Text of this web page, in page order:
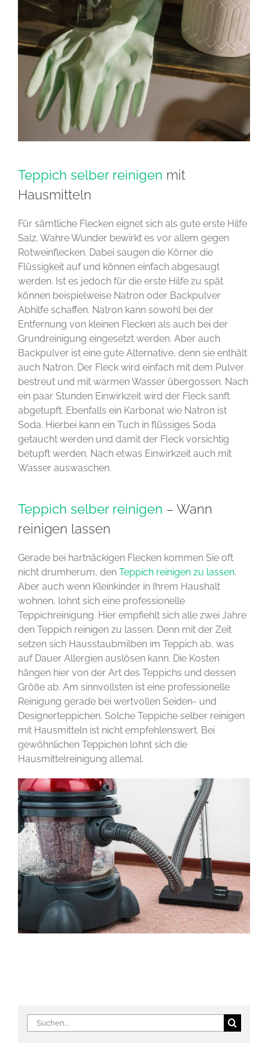
Teppich selber reinigen mit
Hausmitteln
Für sämtliche Flecken eignet sich als gute erste Hilfe
Salz. Wahre Wunder bewirkt es vor allem gegen
Rotweinflecken. Dabei saugen die Körner die
Flüssigkeit auf und können einfach abgesaugt
werden. Ist es jedoch für die erste Hilfe zu spät
können beispielweise Natron oder Backpulver
Abhilfe schaffen. Natron kann sowohl bei der
Entfernung von kleinen Flecken als auch bei der
Grundreinigung eingesetzt werden. Aber auch
Backpulver ist eine gute Alternative, denn sie enthält
auch Natron. Der Fleck wird einfach mit dem Pulver
bestreut und mit warmen Wasser übergossen. Nach
ein paar Stunden Einwirkzeit wird der Fleck sanft
abgetupft. Ebenfalls ein Karbonat wie Natron ist
Soda. Hierbei kann ein Tuch in flüssiges Soda
getaucht werden und damit der Fleck vorsichtig
betupft werden. Nach etwas Einwirkzeit auch mit
Wasser auswaschen.
Teppich selber reinigen – Wann
reinigen lassen
Gerade bei hartnäckigen Flecken kommen Sie oft
nicht drumherum, den Teppich reinigen zu lassen.
Aber auch wenn Kleinkinder in Ihrem Haushalt
wohnen, lohnt sich eine professionelle
Teppichreinigung. Hier empfiehlt sich alle zwei Jahre
den Teppich reinigen zu lassen. Denn mit der Zeit
setzen sich Hausstaubmilben im Teppich ab, was
auf Dauer Allergien auslösen kann. Die Kosten
hängen hier von der Art des Teppichs und dessen
Größe ab. Am sinnvollsten ist eine professionelle
Reinigung gerade bei wertvollen Seiden- und
Designerteppichen. Solche Teppiche selber reinigen
mit Hausmitteln ist nicht empfehlenswert. Bei
gewöhnlichen Teppichen lohnt sich die
Hausmittelreinigung allemal.
Suche
nach: